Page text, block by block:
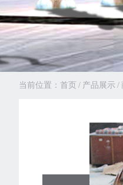
当前位置： 首页 / 产品展示 /